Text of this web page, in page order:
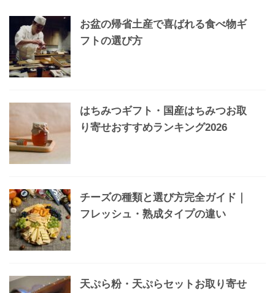
お盆の帰省土産で喜ばれる食べ物ギ
フトの選び方
はちみつギフト・国産はちみつお取
り寄せおすすめランキング2026
チーズの種類と選び方完全ガイド｜
フレッシュ・熟成タイプの違い
天ぷら粉・天ぷらセットお取り寄せ